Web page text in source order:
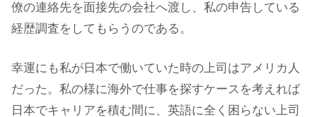
僚の連絡先を面接先の会社へ渡し、私の申告している
経歴調査をしてもらうのである。
幸運にも私が日本で働いていた時の上司はアメリカ人
だった。私の様に海外で仕事を探すケースを考えれば
日本でキャリアを積む間に、英語に全く困らない上司